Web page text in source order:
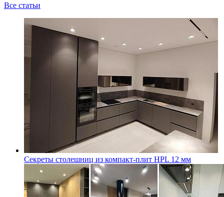
Все статьи
Секреты столешниц из компакт-плит HPL 12 мм